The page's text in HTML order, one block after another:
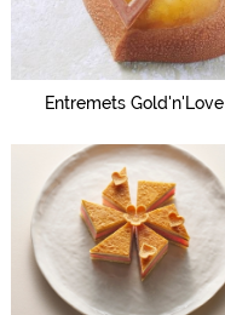
Entremets Gold'n'Love